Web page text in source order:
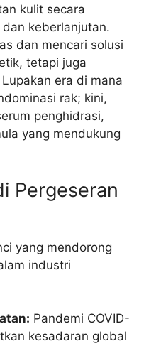
kulit secara
keberlanjutan.
dan mencari solusi
tetapi juga
era di mana
rak; kini,
penghidrasi,
yang mendukung
Pergeseran
yang mendorong
industri
Pandemi COVID-
kesadaran global